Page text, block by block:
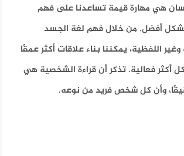
هي مهارة قيمة تساعدنا على فهم
بشكل أفضل. من خلال فهم لغة الجسد
وغير اللفظية، يمكننا بناء علاقات أكثر عمقًا
أكثر فعالية. تذكر أن قراءة الشخصية هي
وأن كل شخص فريد من نوعه.